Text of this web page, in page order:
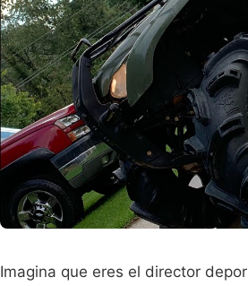
Imagina que eres el director